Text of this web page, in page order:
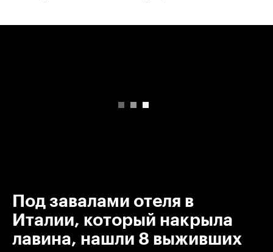
Под завалами отеля в
Италии, который накрыла
лавина, нашли 8 выживших